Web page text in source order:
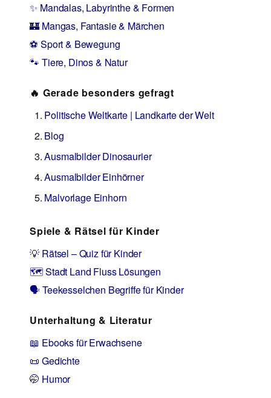
✨ Mandalas, Labyrinthe & Formen
🏰 Mangas, Fantasie & Märchen
⚽ Sport & Bewegung
🐾 Tiere, Dinos & Natur
🔥 Gerade besonders gefragt
Politische Weltkarte | Landkarte der Welt
Blog
Ausmalbilder Dinosaurier
Ausmalbilder Einhörner
Malvorlage Einhorn
Spiele & Rätsel für Kinder
💡 Rätsel – Quiz für Kinder
🗺️ Stadt Land Fluss Lösungen
🗣️ Teekesselchen Begriffe für Kinder
Unterhaltung & Literatur
📖 Ebooks für Erwachsene
📜 Gedichte
🤭 Humor